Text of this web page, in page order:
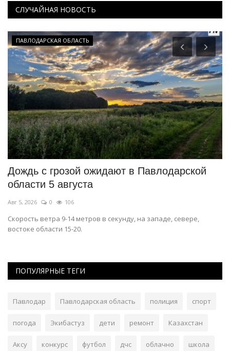
СЛУЧАЙНАЯ НОВОСТЬ
ПАВЛОДАРСКАЯ ОБЛАСТЬ
Дождь с грозой ожидают в Павлодарской
области 5 августа
Авг 5, 2026 0 106
Скорость ветра 9-14 метров в секунду, на западе, севере,
востоке области 15-20.
ПОПУЛЯРНЫЕ ТЕГИ
Павлодар Павлодарская область полиция спорт
погода Экибастуз дети ремонт Казахстан
Аксу конкурс футбол дчс облачно школа